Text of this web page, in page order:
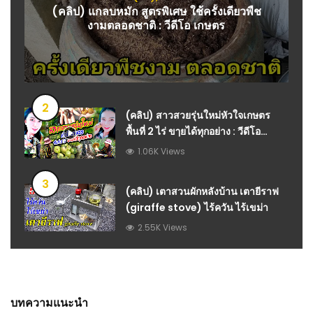
(คลิป) แกลบหมัก สูตรพิเศษ ใช้ครั้งเดียวพืช
งามตลอดชาติ : วีดีโอ เกษตร
2
(คลิป) สาวสวยรุ่นใหม่หัวใจเกษตร
พื้นที่ 2 ไร่ ขๅยได้ทุกอย่าง : วีดีโอ
เกษตร
1.06K Views
3
(คลิป) เตาสวนผักหลังบ้าน เตายีราฟ
(giraffe stove) ไร้ควัน ไร้เขม่า
2.55K Views
บทความแนะนำ